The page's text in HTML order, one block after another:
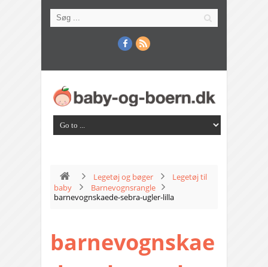
Legetøj og bøger
Legetøj til
baby
Barnevognsrangle
barnevognskaede-sebra-ugler-lilla
barnevognskae